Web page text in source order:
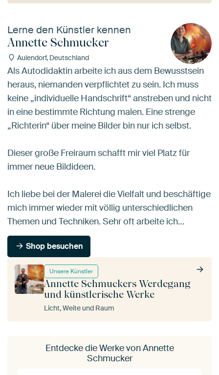
Lerne den Künstler kennen
Annette Schmucker
Aulendorf, Deutschland
Unsere Künstler
Annette Schmuckers Werdegang
und künstlerische Werke
Licht, Weite und Raum
Als Autodidaktin arbeite ich aus dem Bewusstsein
heraus, niemanden verpflichtet zu sein. Ich muss
keine „individuelle Handschrift“ anstreben und nicht
in eine bestimmte Richtung malen. Eine strenge
„Richterin“ über meine Bilder bin nur ich selbst.
Dieser große Freiraum schafft mir viel Platz für
immer neue Bildideen.
Ich liebe bei der Malerei die Vielfalt und beschäftige
mich immer wieder mit völlig unterschiedlichen
Themen und Techniken. Sehr oft arbeite ich…
Shop besuchen
Entdecke die Werke von Annette
Schmucker